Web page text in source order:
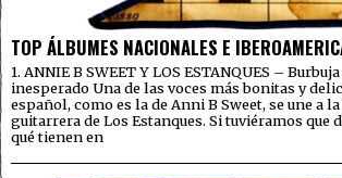
TOP ÁLBUMES NACIONALES E
1. ANNIE B SWEET Y LOS ESTANQUES –
inesperado Una de las voces más bonitas y
español, como es la de Anni B Sweet, se une a
guitarrera de Los Estanques. Si tuviéramos que
qué tienen en